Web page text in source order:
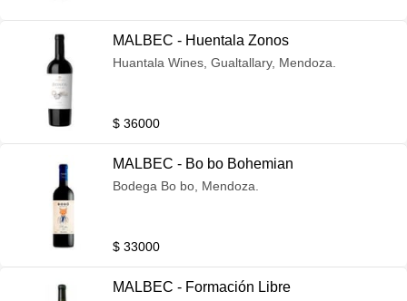
MALBEC - Huentala Zonos
Huantala Wines, Gualtallary, Mendoza.
$ 36000
MALBEC - Bo bo Bohemian
Bodega Bo bo, Mendoza.
$ 33000
MALBEC - Formación Libre